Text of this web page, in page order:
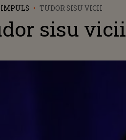
TUDOR SISU VICII
sisu vicii